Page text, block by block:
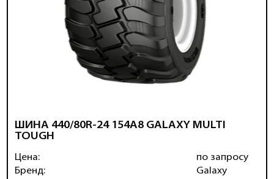
ШИНА 440/80R-24 154A8 GALAXY MULTI
TOUGH
Цена:
Бренд:
по запросу
Galaxy